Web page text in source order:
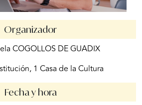
Organizador
COGOLLOS DE GUADIX
1 Casa de la Cultura
Fecha y hora